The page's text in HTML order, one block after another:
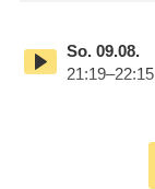
So.09.08.
21:19–22:15